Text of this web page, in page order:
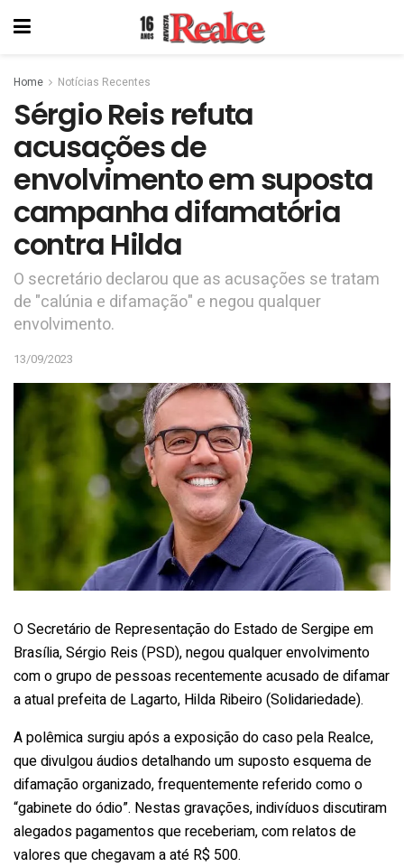
Home Notícias Recentes
Sérgio Reis refuta
acusações de
envolvimento em suposta
campanha difamatória
contra Hilda
O secretário declarou que as acusações se tratam
de "calúnia e difamação" e negou qualquer
envolvimento.
13/09/2023
O Secretário de Representação do Estado de Sergipe em
Brasília, Sérgio Reis (PSD), negou qualquer envolvimento
com o grupo de pessoas recentemente acusado de difamar
a atual prefeita de Lagarto, Hilda Ribeiro (Solidariedade).
A polêmica surgiu após a exposição do caso pela Realce,
que divulgou áudios detalhando um suposto esquema de
difamação organizado, frequentemente referido como o
“gabinete do ódio”. Nestas gravações, indivíduos discutiram
alegados pagamentos que receberiam, com relatos de
valores que chegavam a até R$ 500.